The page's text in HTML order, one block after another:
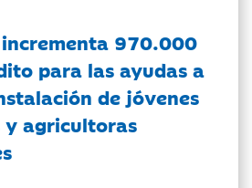
970.000
para las ayudas a
de jóvenes
agricultoras